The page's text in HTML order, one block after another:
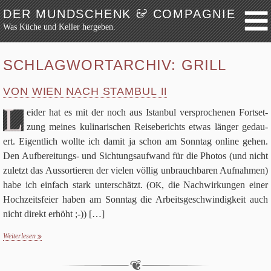
DER MUNDSCHENK&COMPAGNIE
Was Küche und Keller hergeben.
Weiter zum Inhalt
Festmahl
Küche
Keller
Lokalbesuch
Markttag
Werkzeug
Bibliothek
Schaustücke
Potpourri
SCHLAGWORTARCHIV: GRILL
VON WIEN NACH STAMBUL II
L ei­der hat es mit der noch aus Istan­bul ver­spro­che­nen Fort­set­
zung mei­nes kuli­na­ri­schen Rei­se­be­richts etwas län­ger gedau­
ert. Eigent­lich wollte ich damit ja schon am Sonn­tag online gehen.
Den Auf­be­rei­tungs- und Sich­tungs­auf­wand für die Pho­tos (und nicht
zuletzt das Aus­sor­tie­ren der vie­len völ­lig unbrauch­ba­ren Auf­nah­men)
habe ich ein­fach stark unter­schätzt. (OK, die Nach­wir­kun­gen einer
Hoch­zeits­feier haben am Sonn­tag die Arbeits­ge­schwin­dig­keit auch
nicht direkt erhöht ;-)) […]
Weiterlesen